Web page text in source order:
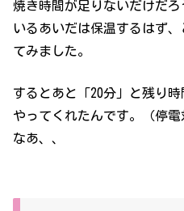
焼き時間が足りないだけだ
いるあいだは保温するはず
てみました。
するとあと「20分」と残り
やってくれたんです。（停
なあ、、